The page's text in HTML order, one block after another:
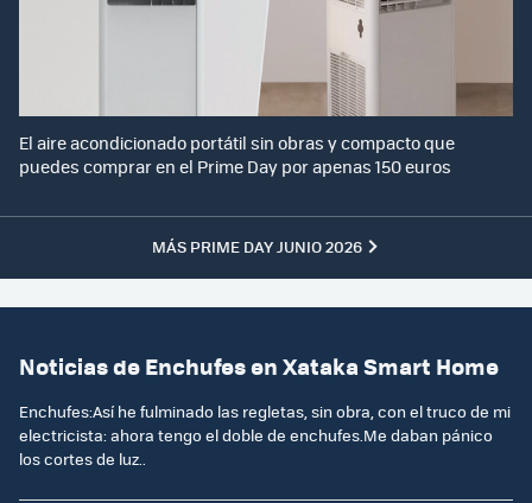
El aire acondicionado portátil sin obras y compacto que
puedes comprar en el Prime Day por apenas 150 euros
MÁS PRIME DAY JUNIO 2026
Noticias de Enchufes en Xataka Smart Home
Enchufes:Así he fulminado las regletas, sin obra, con el truco de mi
electricista: ahora tengo el doble de enchufes.Me daban pánico
los cortes de luz..